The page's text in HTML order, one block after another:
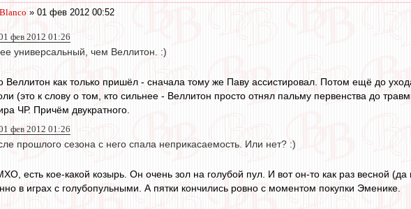
» 01 фев 2012 00:52
фев 2012 01:26
универсальный, чем Веллитон. :)
Веллитон как только пришёл - сначала тому же Паву ассистировал. Потом ещё до
(это к слову о том, кто сильнее - Веллитон просто отнял пальму первенства до
ЧР. Причём двукратного.
фев 2012 01:26
прошлого сезона с него спала неприкасаемость. Или нет? :)
есть кое-какой козырь. Он очень зол на голубой пул. И вот он-то как раз весной
в играх с голубопульными. А пятки кончились ровно с моментом покупки Эменике.